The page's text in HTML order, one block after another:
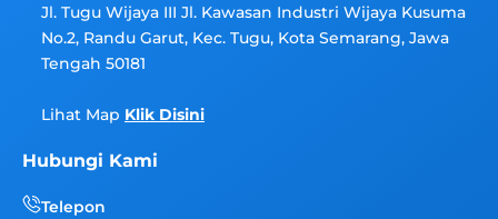
Jl. Tugu Wijaya III Jl. Kawasan Industri Wijaya Kusuma
No.2, Randu Garut, Kec. Tugu, Kota Semarang, Jawa
Tengah 50181
Lihat Map Klik Disini
Hubungi Kami
Telepon